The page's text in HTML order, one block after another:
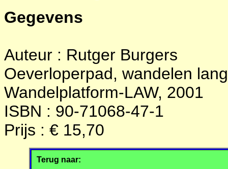
Gegevens
Auteur : Rutger Burgers
Oeverloperpad, wandelen
Wandelplatform-LAW, 2001
ISBN : 90-71068-47-1
Prijs : € 15,70
Terug naar: